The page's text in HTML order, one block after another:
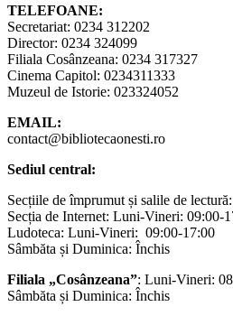
TELEFOANE:
Secretariat: 0234 312202
Director: 0234 324099
Filiala Cosânzeana: 0234 317327
Cinema Capitol: 0234311333
Muzeul de Istorie: 023324052
EMAIL:
contact@bibliotecaonesti.ro
Sediul central:
Secțiile de împrumut și salile de
Secția de Internet: Luni-Vineri: 09:00-
Ludoteca: Luni-Vineri: 09:00-17:00
Sâmbăta și Duminica: Închis
Filiala „Cosânzeana”: Luni-Vineri:
Sâmbăta și Duminica: Închis